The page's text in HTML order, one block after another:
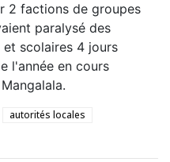
2 factions de groupes
paralysé des
scolaires 4 jours
l'année en cours
autorités locales